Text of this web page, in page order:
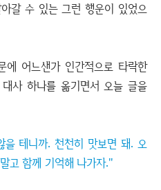
갈 수 있는 그런 행운이 있었으
에 어느샌가 인간적으로 타락한
사 하나를 옮기면서 오늘 글을
테니까. 천천히 맛보면 돼. 오
고 함께 기억해 나가자."